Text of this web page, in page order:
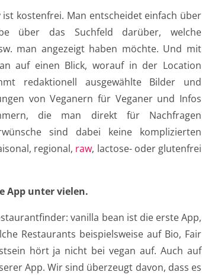
kostenfrei. Man entscheidet einfach über
über das Suchfeld darüber, welche
man angezeigt haben möchte. Und mit
auf einen Blick, worauf in der Location
redaktionell ausgewählte Bilder und
von Veganern für Veganer und Infos
die man direkt für Nachfragen
sind dabei keine komplizierten
regional, raw, lactose- oder glutenfrei
App unter vielen.
vanilla bean ist die erste App,
Restaurants beispielsweise auf Bio, Fair
hört ja nicht bei vegan auf. Auch auf
App. Wir sind überzeugt davon, dass es